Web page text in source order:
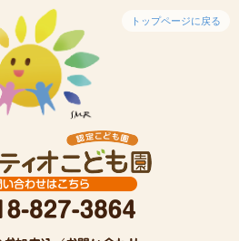
トップページに戻る